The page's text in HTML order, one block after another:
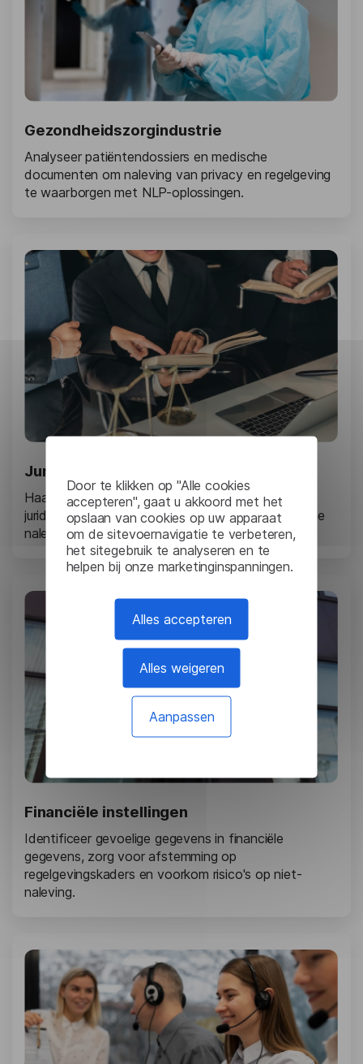
Door te klikken op "Alle cookies
accepteren", gaat u akkoord met het
opslaan van cookies op uw apparaat
om de sitevoernavigatie te verbeteren,
het sitegebruik te analyseren en te
helpen bij onze marketinginspanningen.
Alles accepteren
Alles weigeren
Aanpassen
Gezondheidszorgindustrie
Analyseer patiëntendossiers en medische
documenten om naleving van privacy en regelgeving
te waarborgen met NLP-oplossingen.
Juridische sector
Haal belangrijke informatie uit contracten en
juridische teksten en zorg zo voor een nauwkeurige
naleving van de regelgeving in de sector.
Financiële instellingen
Identificeer gevoelige gegevens in financiële
gegevens, zorg voor afstemming op
regelgevingskaders en voorkom risico's op niet-
naleving.